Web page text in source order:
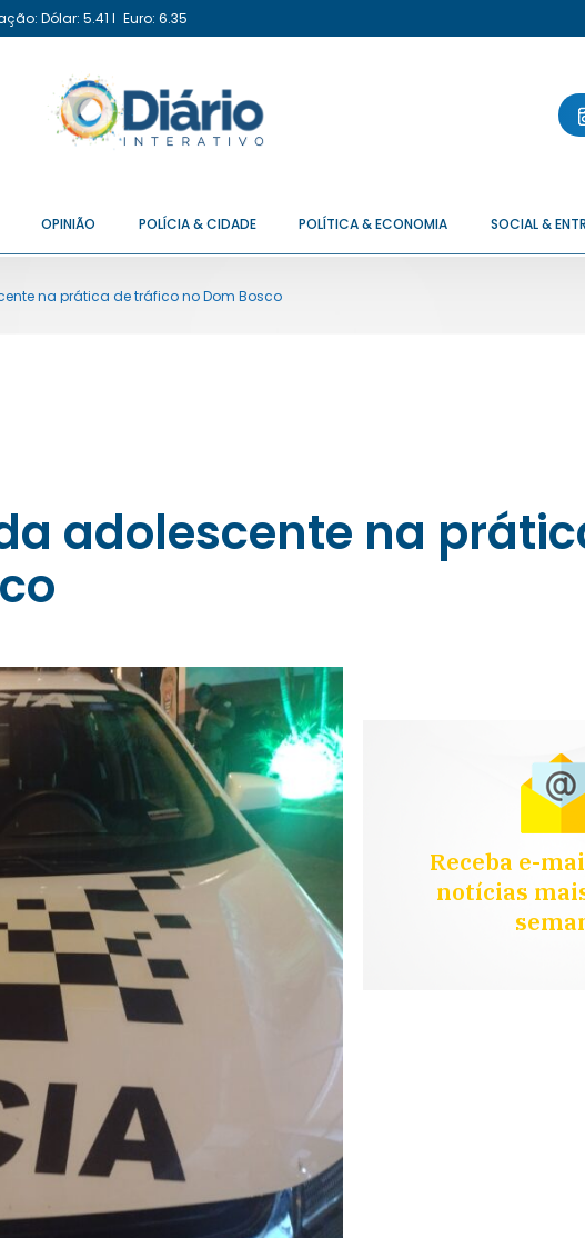
Dólar: 5.41 I Euro: 6.35
OPINIÃO POLÍCIA & CIDADE POLÍTICA & ECONOMIA SOCIAL &
na prática de tráfico no Dom Bosco
adolescente na
Receba e-
notícias